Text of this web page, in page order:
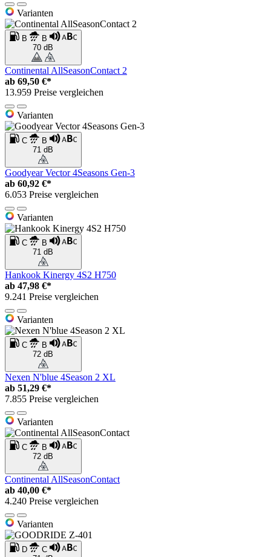
Varianten
B
B
70 dB
Continental AllSeasonContact 2
ab 69,50 €*
13.959 Preise vergleichen
Varianten
C
B
71 dB
Goodyear Vector 4Seasons Gen-3
ab 60,92 €*
6.053 Preise vergleichen
Varianten
C
B
71 dB
Hankook Kinergy 4S2 H750
ab 47,98 €*
9.241 Preise vergleichen
Varianten
C
B
72 dB
Nexen N'blue 4Season 2 XL
ab 51,29 €*
7.855 Preise vergleichen
Varianten
C
B
72 dB
Continental AllSeasonContact
ab 40,00 €*
4.240 Preise vergleichen
Varianten
D
C